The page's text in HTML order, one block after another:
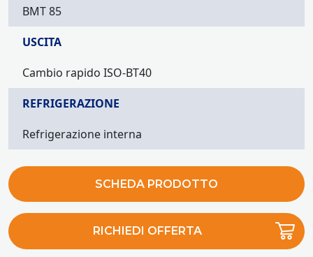
BMT 85
USCITA
Cambio rapido ISO-BT40
REFRIGERAZIONE
Refrigerazione interna
SCHEDA PRODOTTO
RICHIEDI OFFERTA